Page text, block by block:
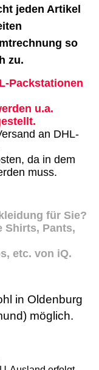
jeden Artikel
so
zu.
Packstationen
u.a.
an DHL-
da in dem
muss.
für Sie?
Shirts, Pants,
etc. von iQ.
in Oldenburg
möglich.